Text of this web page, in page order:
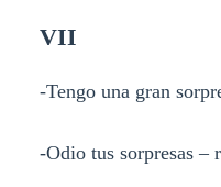
VII
-Tengo una gran
-Odio tus sorpresas –